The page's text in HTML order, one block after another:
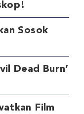
Sosok
Dead Burn’
Film